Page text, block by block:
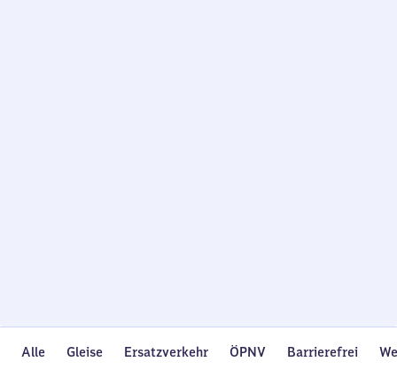
Alle Gleise Ersatzverkehr ÖPNV Barrierefrei